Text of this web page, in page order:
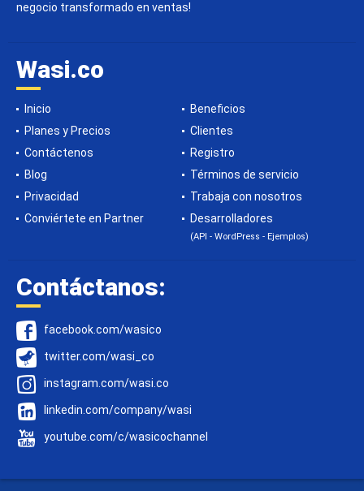
negocio transformado en ventas!
Wasi.co
Inicio
Beneficios
Planes y Precios
Clientes
Contáctenos
Registro
Blog
Términos de servicio
Privacidad
Trabaja con nosotros
Conviértete en Partner
Desarrolladores
(API - WordPress - Ejemplos)
Contáctanos:
facebook.com/wasico
twitter.com/wasi_co
instagram.com/wasi.co
linkedin.com/company/wasi
youtube.com/c/wasicochannel